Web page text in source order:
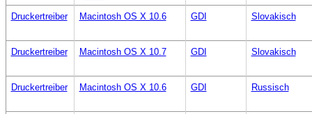
Druckertreiber Macintosh OS X 10.6 GDI Slovakisch
Druckertreiber Macintosh OS X 10.7 GDI Slovakisch
Druckertreiber Macintosh OS X 10.6 GDI Russisch